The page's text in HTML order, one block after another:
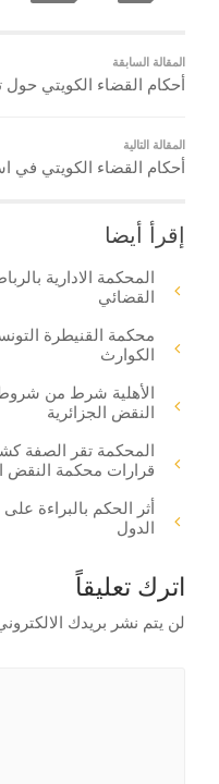
المقالة السابقة
أحكام القضاء الكويتي حول
المقالة التالية
أحكام القضاء الكويتي في
إقرأ أيضا
المحكمة الادارية
القضائي
محكمة القنيطرة
الكوارث
الأهلية شرط من
النقض الجزائرية
المحكمة تقر الصفة
قرارات محكمة النقض
أثر الحكم بالبراءة
الدول
اترك تعليقاً
لن يتم نشر بريدك